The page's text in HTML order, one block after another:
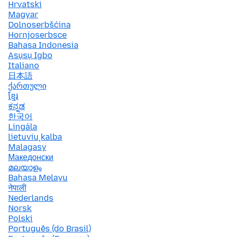
Hrvatski
Magyar
Dolnoserbšćina
Hornjoserbsce
Bahasa Indonesia
Asụsụ Igbo
Italiano
日本語
ქართული
ខ្មែរ
ಕನ್ನಡ
한국어
Lingála
lietuvių kalba
Malagasy
Македонски
മലയാളം
Bahasa Melayu
नेपाली
Nederlands
Norsk
Polski
Português (do Brasil)